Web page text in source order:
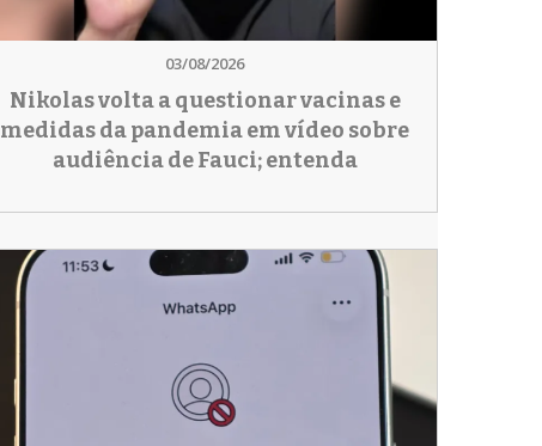
03/08/2026
Nikolas volta a questionar vacinas e
medidas da pandemia em vídeo sobre
audiência de Fauci; entenda